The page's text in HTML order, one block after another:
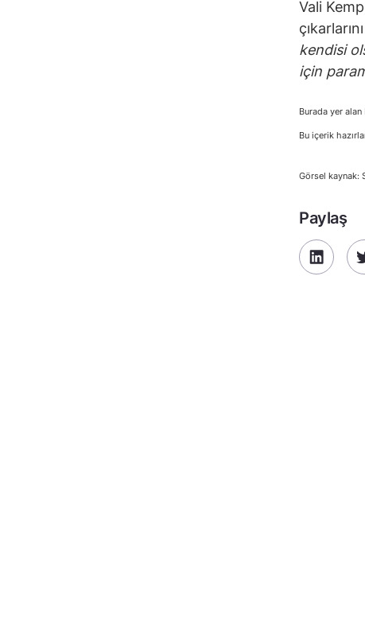
Vali
kendisi
için
Burada yer
Bu içerik
Görsel kaynak:
Paylaş